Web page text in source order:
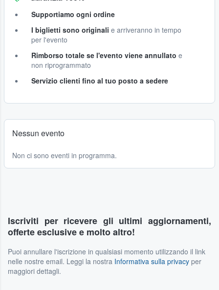
Supportiamo ogni ordine
I biglietti sono originali e arriveranno in tempo
per l'evento
Rimborso totale se l'evento viene annullato e
non riprogrammato
Servizio clienti fino al tuo posto a sedere
Nessun evento
Non ci sono eventi in programma.
Iscriviti per ricevere gli ultimi aggiornamenti,
offerte esclusive e molto altro!
Puoi annullare l'iscrizione in qualsiasi momento utilizzando il link
nelle nostre email. Leggi la nostra Informativa sulla privacy per
maggiori dettagli.